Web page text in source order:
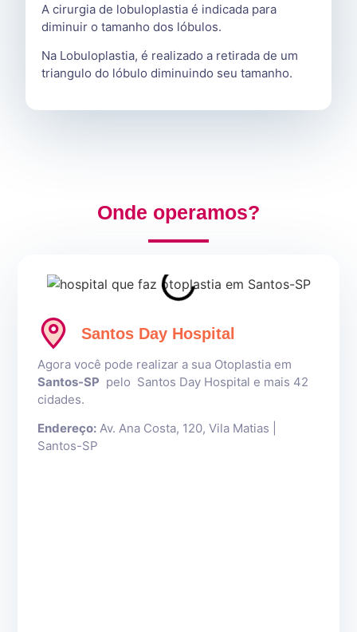
A cirurgia de lobuloplastia é indicada para
diminuir o tamanho dos lóbulos.
Na Lobuloplastia, é realizado a retirada de um
triangulo do lóbulo diminuindo seu tamanho.
Onde operamos?
Santos Day Hospital
Agora você pode realizar a sua Otoplastia em
Santos-SP pelo Santos Day Hospital e mais 42
cidades.
Endereço: Av. Ana Costa, 120, Vila Matias |
Santos-SP